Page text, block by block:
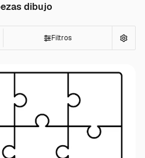
dibujo
Filtros